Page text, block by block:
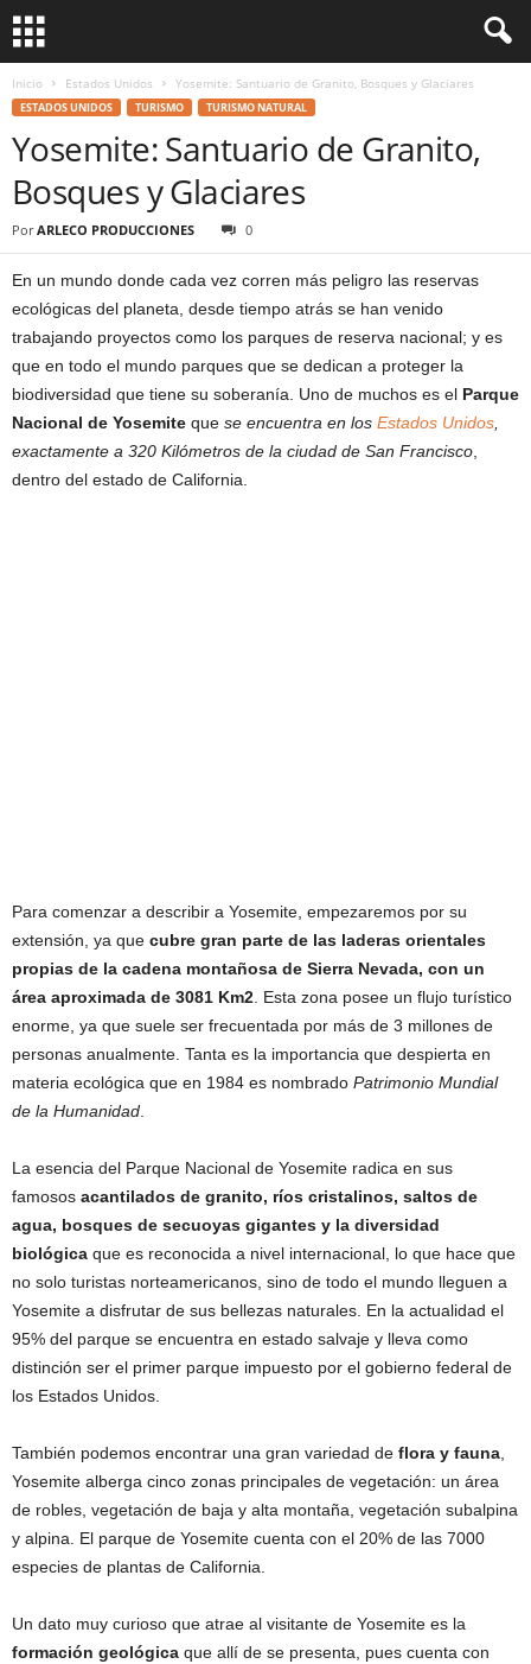
Inicio Estados Unidos Yosemite: Santuario de Granito, Bosques y Glaciares
ESTADOS UNIDOS TURISMO TURISMO NATURAL
Yosemite: Santuario de Granito,
Bosques y Glaciares
Por ARLECO PRODUCCIONES 0
En un mundo donde cada vez corren más peligro las reservas
ecológicas del planeta, desde tiempo atrás se han venido
trabajando proyectos como los parques de reserva nacional; y es
que en todo el mundo parques que se dedican a proteger la
biodiversidad que tiene su soberanía. Uno de muchos es el Parque
Nacional de Yosemite que se encuentra en los Estados Unidos
exactamente a 320 Kilómetros de la ciudad de San Francisco
dentro del estado de California.
Para comenzar a describir a Yosemite, empezaremos por su
extensión, ya que cubre gran parte de las laderas orientales
propias de la cadena montañosa de Sierra Nevada, con un
área aproximada de 3081 Km2 . Esta zona posee un flujo turístico
enorme, ya que suele ser frecuentada por más de 3 millones de
personas anualmente. Tanta es la importancia que despierta en
materia ecológica que en 1984 es nombrado Patrimonio Mundial
de la Humanidad
La esencia del Parque Nacional de Yosemite radica en sus
famosos acantilados de granito, ríos cristalinos, saltos de
agua, bosques de secuoyas gigantes y la diversidad
biológica que es reconocida a nivel internacional, lo que hace que
no solo turistas norteamericanos, sino de todo el mundo lleguen a
Yosemite a disfrutar de sus bellezas naturales. En la actualidad el
95% del parque se encuentra en estado salvaje y lleva como
distinción ser el primer parque impuesto por el gobierno federal de
los Estados Unidos.
También podemos encontrar una gran variedad de flora y fauna
Yosemite alberga cinco zonas principales de vegetación: un área
de robles, vegetación de baja y alta montaña, vegetación subalpina
y alpina. El parque de Yosemite cuenta con el 20% de las 7000
especies de plantas de California.
Un dato muy curioso que atrae al visitante de Yosemite es la
formación geológica que allí de se presenta, pues cuenta con